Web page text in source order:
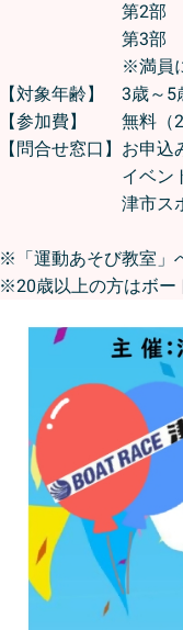
第2部 25
第3部 25
※満員になり次
【対象年齢】 3歳～5
【参加費】 無料（
【問合せ窓口】お申
イベント内容に
津市スポーツ
※「運動あそび教室」
※20歳以上の方はボー